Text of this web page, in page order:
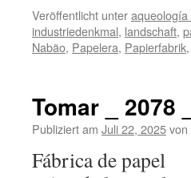
Veröffentlicht unteraqueología
industriedenkmal, landschaft,
Nabão, Papelera, Papierfabrik,
Tomar _ 2078
Publiziert am Juli 22, 2025von
Fábrica de papel